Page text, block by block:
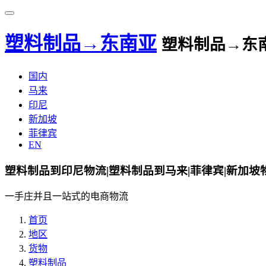
塑料制品→东南亚 塑料制品→东
国内
马来
印尼
新加坡
菲律宾
EN
塑料制品到印尼物流|塑料制品到马来|菲律宾|新加坡
一手庄并且一站式的电商物流
首页
地区
货物
塑料制品